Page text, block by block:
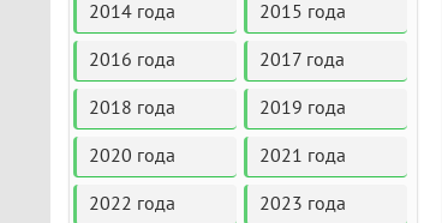
2014 года 2015 года
2016 года 2017 года
2018 года 2019 года
2020 года 2021 года
2022 года 2023 года